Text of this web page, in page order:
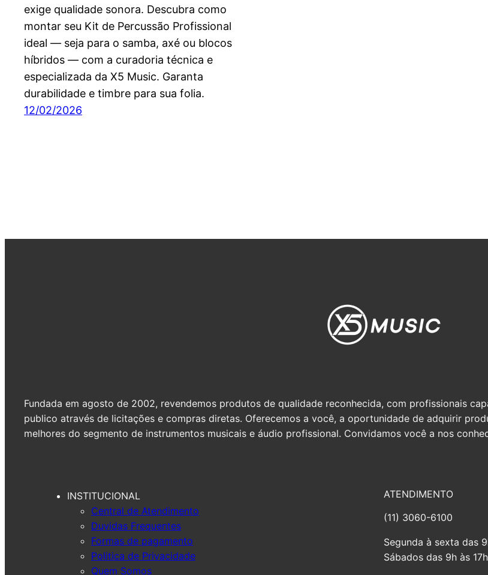
exige qualidade sonora. Descubra como
montar seu Kit de Percussão Profissional
ideal — seja para o samba, axé ou blocos
híbridos — com a curadoria técnica e
especializada da X5 Music. Garanta
durabilidade e timbre para sua folia.
12/02/2026
Fundada em agosto de 2002, revendemos produtos de qualidade reconhecida, com profissionais
publico através de licitações e compras diretas. Oferecemos a você, a oportunidade de adquirir
melhores do segmento de instrumentos musicais e áudio profissional. Convidamos você a nos
INSTITUCIONAL
Central de Atendimento
Duvidas Frequentes
Formas de pagamento
Politica de Privacidade
Quem Somos
ATENDIMENTO
(11) 3060-6100
Segunda à sexta das
Sábados das 9h às 17h